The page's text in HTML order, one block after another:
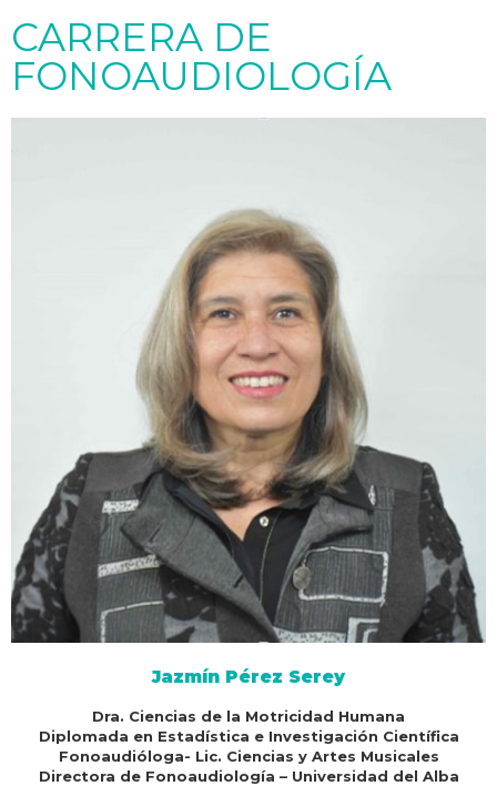
CARRERA DE
FONOAUDIOLOGÍA
Jazmín Pérez Serey
Dra. Ciencias de la Motricidad Humana
Diplomada en Estadística e Investigación Científica
Fonoaudióloga- Lic. Ciencias y Artes Musicales
Directora de Fonoaudiología – Universidad del Alba